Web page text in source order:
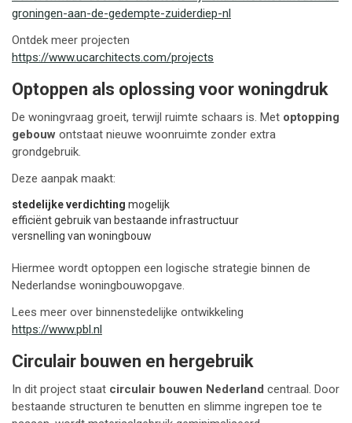
groningen-aan-de-gedempte-zuiderdiep-nl
Ontdek meer projecten
https://www.ucarchitects.com/projects
Optoppen als oplossing voor woningdruk
De woningvraag groeit, terwijl ruimte schaars is. Met optopping
gebouw ontstaat nieuwe woonruimte zonder extra
grondgebruik.
Deze aanpak maakt:
stedelijke verdichting mogelijk
efficiënt gebruik van bestaande infrastructuur
versnelling van woningbouw
Hiermee wordt optoppen een logische strategie binnen de
Nederlandse woningbouwopgave.
Lees meer over binnenstedelijke ontwikkeling
https://www.pbl.nl
Circulair bouwen en hergebruik
In dit project staat circulair bouwen Nederland centraal. Door
bestaande structuren te benutten en slimme ingrepen toe te